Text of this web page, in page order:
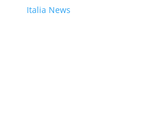
Italia News